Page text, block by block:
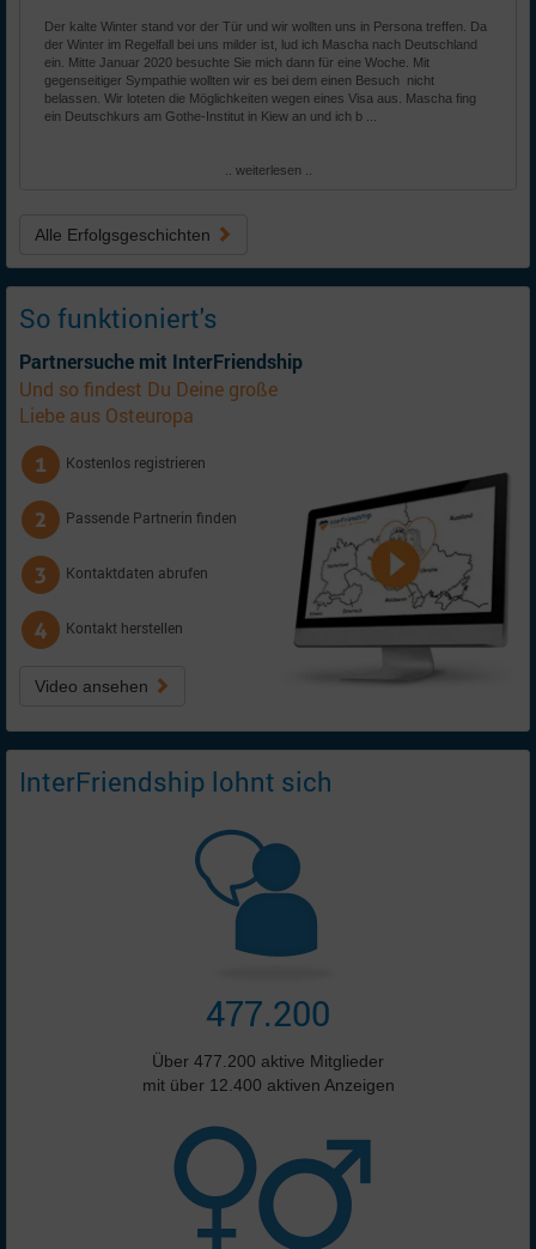
Der kalte Winter stand vor der Tür und wir wollten uns in Persona treffen. Da
der Winter im Regelfall bei uns milder ist, lud ich Mascha nach Deutschland
ein. Mitte Januar 2020 besuchte Sie mich dann für eine Woche. Mit
gegenseitiger Sympathie wollten wir es bei dem einen Besuch nicht
belassen. Wir loteten die Möglichkeiten wegen eines Visa aus. Mascha fing
ein Deutschkurs am Gothe-Institut in Kiew an und ich b ...
.. weiterlesen ..
Alle Erfolgsgeschichten
So funktioniert's
Partnersuche mit InterFriendship
Und so findest Du Deine große
Liebe aus Osteuropa
Kostenlos registrieren
Passende Partnerin finden
Kontaktdaten abrufen
Kontakt herstellen
Video ansehen
InterFriendship lohnt sich
477.200
Über 477.200 aktive Mitglieder
mit über 12.400 aktiven Anzeigen